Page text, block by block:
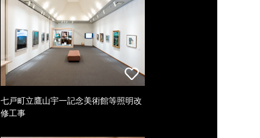
七戸町立鷹山宇一記念美術館等照明改
修工事